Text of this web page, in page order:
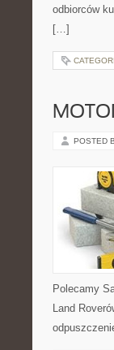
odbiorców
[…]
POSTED
Polecamy
Land